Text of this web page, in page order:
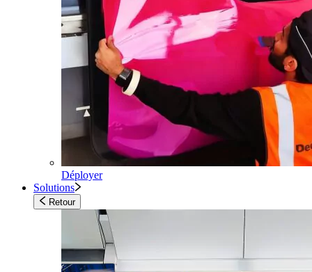
Déployer
Solutions
Retour